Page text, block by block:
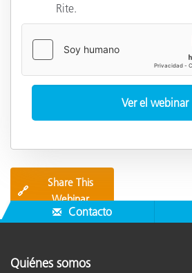
Rite.
🔗
Share This
Webinar
Contacto
Quiénes somos